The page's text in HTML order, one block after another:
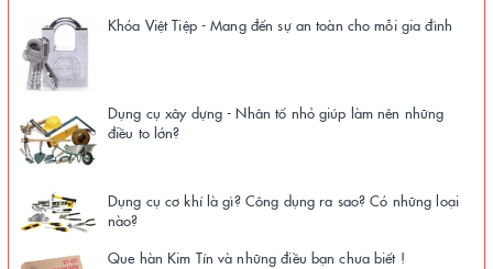
Khóa Việt Tiệp - Mang đến sự an toàn cho mỗi gia đình
Dụng cụ xây dựng - Nhân tố nhỏ giúp làm nên những
điều to lớn?
Dụng cụ cơ khí là gì? Công dụng ra sao? Có những loại
nào?
Que hàn Kim Tín và những điều bạn chưa biết !